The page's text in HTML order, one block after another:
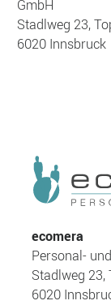
GmbH
Stadlweg 23,
6020 Innsbruck
ecomera
Personal-
Stadlweg 23,
6020